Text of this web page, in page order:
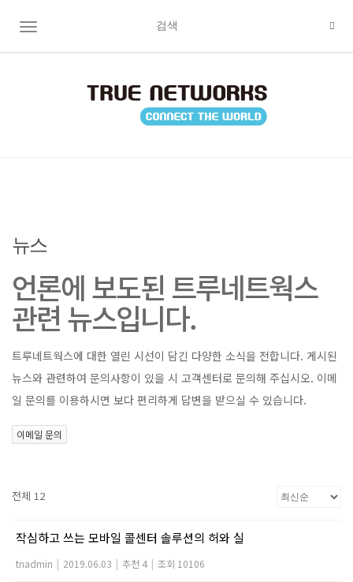
TOGGLE NAVIGATION
뉴스
언론에 보도된 트루네트웍스
관련 뉴스입니다.
트루네트웍스에 대한 열린 시선이 담긴 다양한 소식을 전합니다. 게시된
뉴스와 관련하여 문의사항이 있을 시 고객센터로 문의해 주십시오. 이메
일 문의를 이용하시면 보다 편리하게 답변을 받으실 수 있습니다.
이메일 문의
전체 12
작심하고 쓰는 모바일 콜센터 솔루션의 허와 실
tnadmin | 2019.06.03 | 추천 4 | 조회 10106